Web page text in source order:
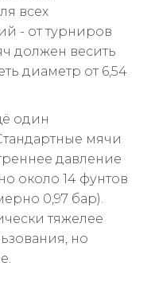
всех
- от турниров
должен весить
диаметр от 6,54
один
мячи
давление
около 14 фунтов
0,97 бар).
тяжелее
но